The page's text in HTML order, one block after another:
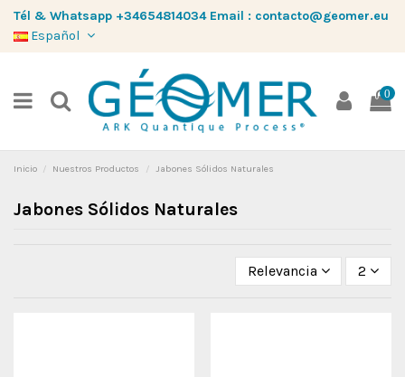
Tél & Whatsapp +34654814034 Email : contacto@geomer.eu
Español
0
Inicio Nuestros Productos Jabones Sólidos Naturales
Jabones Sólidos Naturales
Relevancia 2